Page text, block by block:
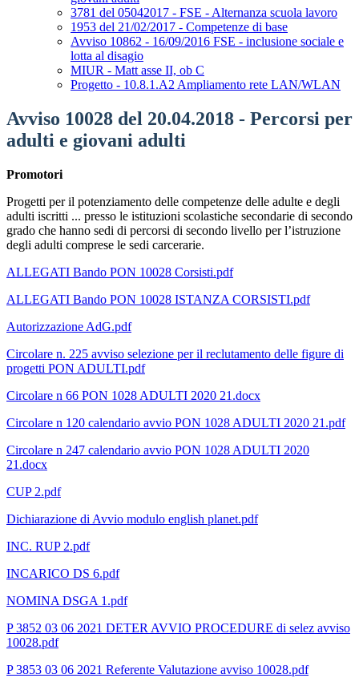
3781 del 05042017 - FSE - Alternanza scuola lavoro
1953 del 21/02/2017 - Competenze di base
Avviso 10862 - 16/09/2016 FSE - inclusione sociale e
lotta al disagio
MIUR - Matt asse II, ob C
Progetto - 10.8.1.A2 Ampliamento rete LAN/WLAN
Avviso 10028 del 20.04.2018 - Percorsi per
adulti e giovani adulti
Promotori
Progetti per il potenziamento delle competenze delle adulte e degli
adulti iscritti ... presso le istituzioni scolastiche secondarie di secondo
grado che hanno sedi di percorsi di secondo livello per l’istruzione
degli adulti comprese le sedi carcerarie.
ALLEGATI Bando PON 10028 Corsisti.pdf
ALLEGATI Bando PON 10028 ISTANZA CORSISTI.pdf
Autorizzazione AdG.pdf
Circolare n. 225 avviso selezione per il reclutamento delle figure di
progetti PON ADULTI.pdf
Circolare n 66 PON 1028 ADULTI 2020 21.docx
Circolare n 120 calendario avvio PON 1028 ADULTI 2020 21.pdf
Circolare n 247 calendario avvio PON 1028 ADULTI 2020
21.docx
CUP 2.pdf
Dichiarazione di Avvio modulo english planet.pdf
INC. RUP 2.pdf
INCARICO DS 6.pdf
NOMINA DSGA 1.pdf
P 3852 03 06 2021 DETER AVVIO PROCEDURE di selez avviso
10028.pdf
P 3853 03 06 2021 Referente Valutazione avviso 10028.pdf